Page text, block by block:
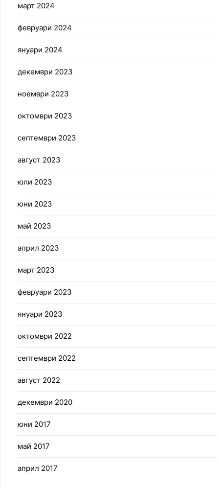
март 2024
февруари 2024
януари 2024
декември 2023
ноември 2023
октомври 2023
септември 2023
август 2023
юли 2023
юни 2023
май 2023
април 2023
март 2023
февруари 2023
януари 2023
октомври 2022
септември 2022
август 2022
декември 2020
юни 2017
май 2017
април 2017